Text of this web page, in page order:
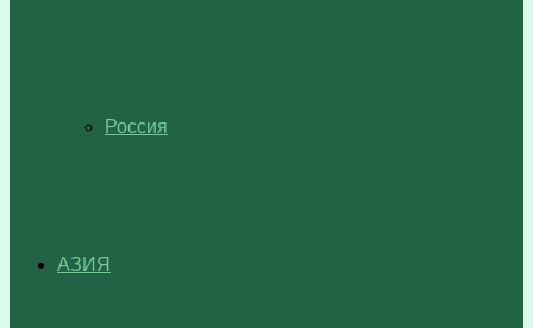
Россия
АЗИЯ